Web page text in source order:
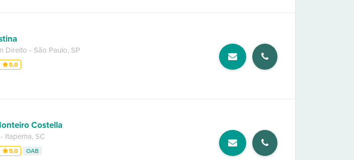
Direito - São Paulo, SP
5,0
Costella
- Itapema, SC
5,0 OAB